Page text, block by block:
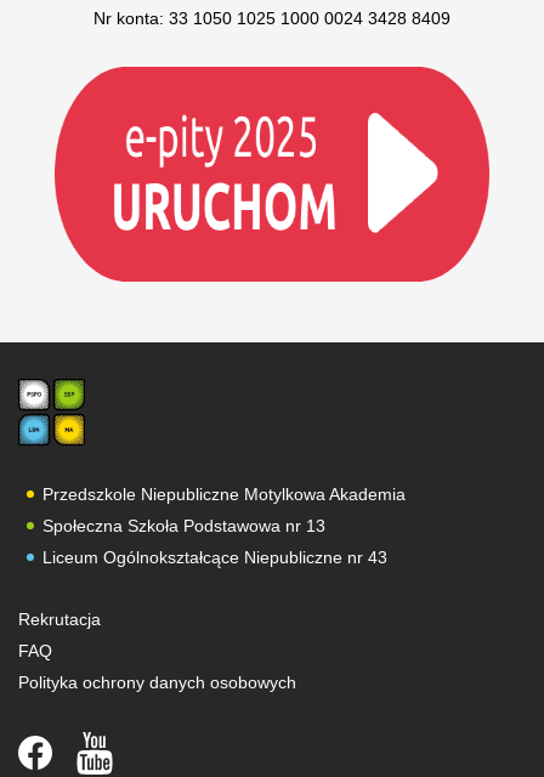
Nr konta: 33 1050 1025 1000 0024 3428 8409
Przedszkole Niepubliczne Motylkowa Akademia
Społeczna Szkoła Podstawowa nr 13
Liceum Ogólnokształcące Niepubliczne nr 43
Rekrutacja
FAQ
Polityka ochrony danych osobowych